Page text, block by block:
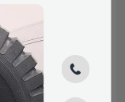
1 відгук